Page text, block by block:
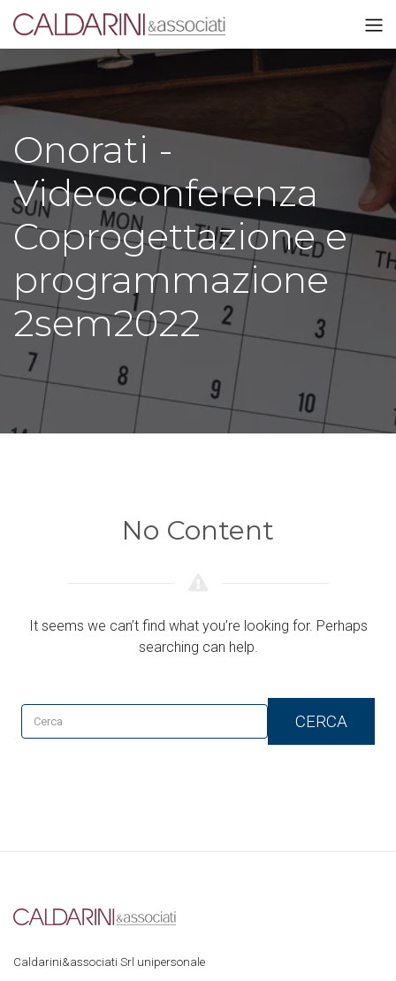
Onorati -
Videoconferenza
Coprogettazione e
programmazione
2sem2022
No Content
It seems we can’t find what you’re looking for. Perhaps
searching can help.
CERCA
Caldarini&associati Srl unipersonale